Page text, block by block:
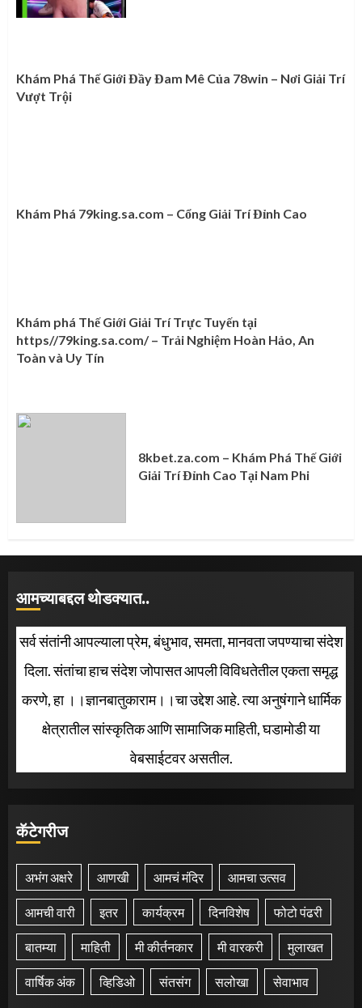
Khám Phá Thế Giới Đầy Đam Mê Của 78win – Nơi Giải Trí
Vượt Trội
Khám Phá 79king.sa.com – Cổng Giải Trí Đỉnh Cao
Khám phá Thế Giới Giải Trí Trực Tuyến tại
https//79king.sa.com/ – Trải Nghiệm Hoàn Hảo, An
Toàn và Uy Tín
8kbet.za.com – Khám Phá Thế Giới
Giải Trí Đỉnh Cao Tại Nam Phi
आमच्याबद्दल थोडक्यात..
सर्व संतांनी आपल्याला प्रेम, बंधुभाव, समता, मानवता जपण्याचा संदेश
दिला. संतांचा हाच संदेश जोपासत आपली विविधतेतील एकता समृद्ध
करणे, हा ।।ज्ञानबातुकाराम।।चा उद्देश आहे. त्या अनुषंगाने धार्मिक
क्षेत्रातील सांस्कृतिक आणि सामाजिक माहिती, घडामोडी या
वेबसाईटवर असतील.
कॅटेगरीज
अभंग अक्षरे आणखी आमचं मंदिर आमचा उत्सव
आमची वारी इतर कार्यक्रम दिनविशेष फोटो पंढरी
बातम्या माहिती मी कीर्तनकार मी वारकरी मुलाखत
वार्षिक अंक व्हिडिओ संतसंग सलोखा सेवाभाव